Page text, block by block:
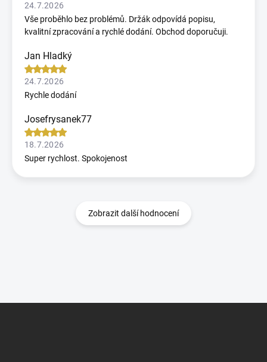
24.7.2026
Vše proběhlo bez problémů. Držák odpovídá popisu,
kvalitní zpracování a rychlé dodání. Obchod doporučuji.
Jan Hladký
24.7.2026
Rychle dodání
Josefrysanek77
18.7.2026
Super rychlost. Spokojenost
Zobrazit další hodnocení